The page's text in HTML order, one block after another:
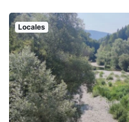
Locales